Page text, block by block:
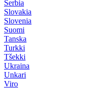
Serbia
Slovakia
Slovenia
Suomi
Tanska
Turkki
Tšekki
Ukraina
Unkari
Viro